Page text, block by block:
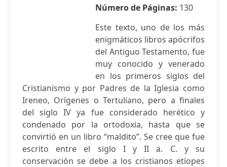
Número de Páginas: 130
Este texto, uno de los más
enigmáticos libros apócrifos
del Antiguo Testamento, fue
muy conocido y venerado
en los primeros siglos del
Cristianismo y por Padres de la Iglesia como
Ireneo, Orígenes o Tertuliano, pero a finales
del siglo IV ya fue considerado herético y
condenado por la ortodoxia, hasta que se
convirtió en un libro “maldito”. Se cree que fue
escrito entre el siglo I y II a. C. y su
conservación se debe a los cristianos etíopes